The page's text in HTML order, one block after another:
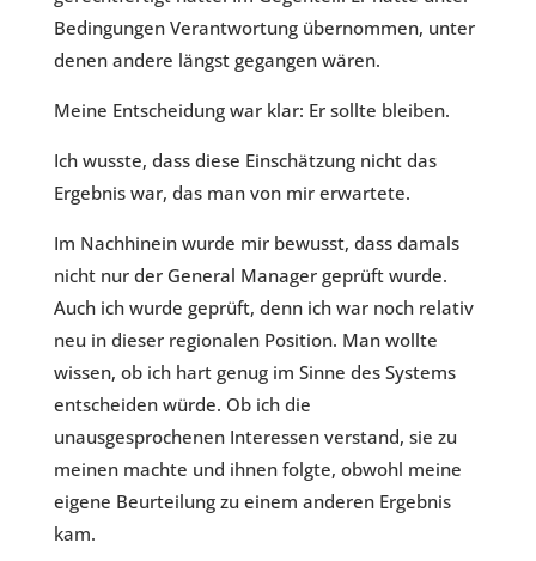
Bedingungen Verantwortung übernommen, unter
denen andere längst gegangen wären.
Meine Entscheidung war klar: Er sollte bleiben.
Ich wusste, dass diese Einschätzung nicht das
Ergebnis war, das man von mir erwartete.
Im Nachhinein wurde mir bewusst, dass damals
nicht nur der General Manager geprüft wurde.
Auch ich wurde geprüft, denn ich war noch relativ
neu in dieser regionalen Position. Man wollte
wissen, ob ich hart genug im Sinne des Systems
entscheiden würde. Ob ich die
unausgesprochenen Interessen verstand, sie zu
meinen machte und ihnen folgte, obwohl meine
eigene Beurteilung zu einem anderen Ergebnis
kam.